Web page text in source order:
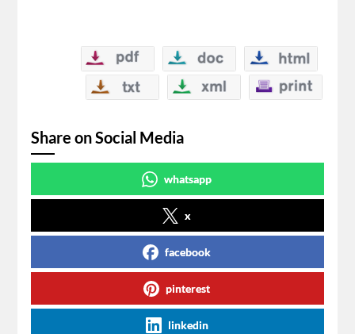
Share on Social Media
whatsapp
x
facebook
pinterest
linkedin